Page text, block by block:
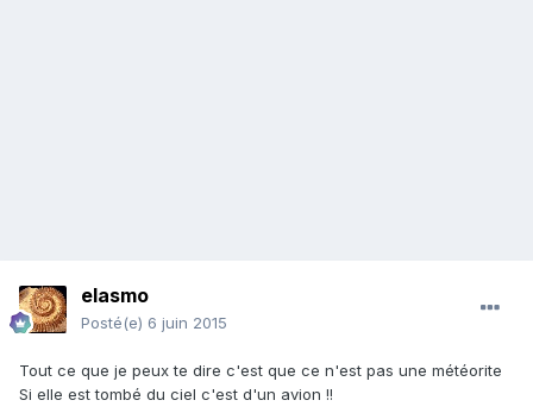
elasmo
Posté(e) 6 juin 2015
Tout ce que je peux te dire c'est que ce n'est pas une météorite
Si elle est tombé du ciel c'est d'un avion !!